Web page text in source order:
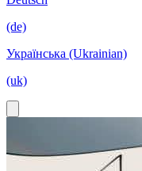
(de)
Українська (Ukrainian)
(uk)